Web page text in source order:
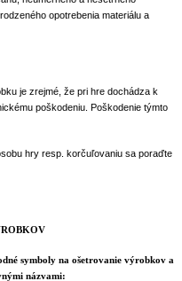
opotrebenia materiálu a
je zrejmé, že pri hre dochádza k
poškodeniu. Poškodenie týmto
hry resp. korčuľovaniu sa poraďte
symboly na ošetrovanie výrobkov a
názvami: